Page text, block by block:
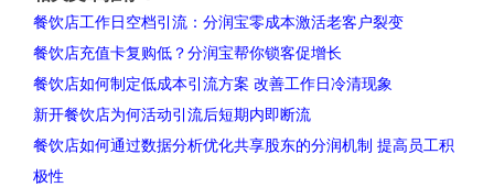
餐饮店工作日空档引流：分润宝零成本激活老客户裂变
餐饮店充值卡复购低？分润宝帮你锁客促增长
餐饮店如何制定低成本引流方案 改善工作日冷清现象
新开餐饮店为何活动引流后短期内即断流
餐饮店如何通过数据分析优化共享股东的分润机制 提高员工积
极性